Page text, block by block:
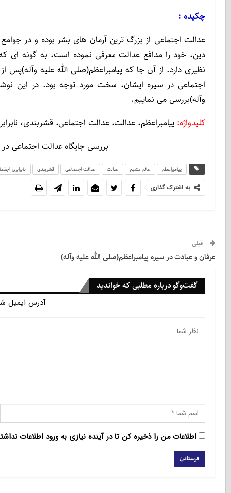
چكيده :
عدالت اجتماعى از بزرگ ترين آرمان هاى بشر بوده و در جوامع
دين، خود را مدافع عدالت معرفى نموده است، به گونه اى
نظيرى دارد. از آن جا كه پيامبراعظم(صلى الله عليه
اجتماعى در سيره ايشان، سخت مورد توجه بود. در اين
وآله)بررسى مى نماييم.
کلیدواژه: پيامبراعظم، عدالت، عدالت اجتماعى، قشربندى،
بررسى جايگاه عدالت اجتماعى در
پيامبراعظم عالم تشیع عدالت عدالت اجتماعى قشربندى نابرابرى
به اشتراک گذاری
قبلی
عرفان و عبادت در سيره پيامبراعظم(صلى الله عليه وآله)
گفت‌وگو درباره مطلبی که خواندید
آدرس ایمیل
اطلاعات من را ذخیره کن تا در آینده نیازی به ورود اطلاعات